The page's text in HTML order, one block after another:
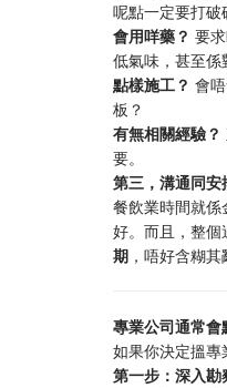
呢點一定要打破
會用咩藥？ 要
低氣味，甚至係
點樣施工？ 會
板？
有無相關經驗？
要。
第三，溝通同安
餐飲業時間就
好。而且，整
期 ，唔好含糊其
專業公司通常
如果你決定搵專
第一步：深入勘